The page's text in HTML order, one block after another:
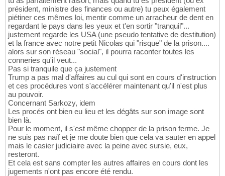
président, ministre des finances ou autre) tu peux également
piétiner ces mêmes loi, mentir comme un arracheur de dent en
regardant le pays dans les yeux et t'en sortir "tranquil"...
justement regarde les USA (une pseudo tentative de destitution)
et la france avec notre petit Nicolas qui "risque" de la prison....
alors sur son réseau "social", il pourra raconter toutes les
conneries qu'il veut...
Pas si tranquile que ça justement
Trump a pas mal d'affaires au cul qui sont en cours d'instruction
et ces procédures vont s'accélérer maintenant qu'il n'est plus
au pouvoir.
Concernant Sarkozy, idem
Les procés ont bien eu lieu et les dégâts sur son image sont
bien là.
Pour le moment, il s'est même chopper de la prison ferme. Je
ne suis pas naïf et je me doute bien que cela va sauter en appel
mais le casier judiciaire avec la peine avec sursie, eux,
resteront.
Et cela est sans compter les autres affaires en cours dont les
jugements n'ont pas encore été rendu.